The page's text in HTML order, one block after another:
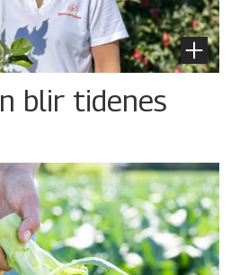
blir tidenes